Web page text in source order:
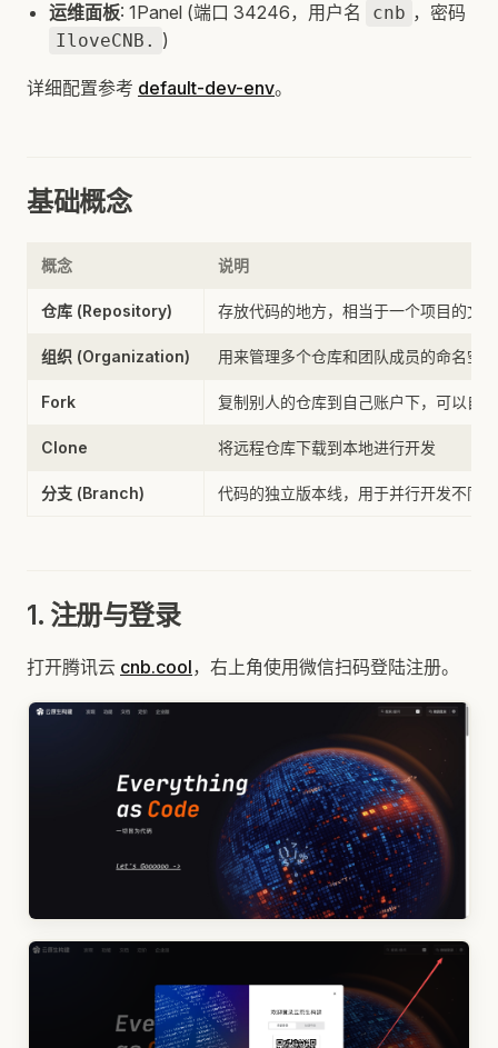
运维面板: 1Panel (端口 34246，用户名 cnb ，密码
IloveCNB. )
详细配置参考 default-dev-env。
基础概念
概念 说明
仓库 (Repository) 存放代码的地方，相当于一个项目的文
组织 (Organization) 用来管理多个仓库和团队成员的命名空间
Fork 复制别人的仓库到自己账户下，可以自
Clone 将远程仓库下载到本地进行开发
分支 (Branch) 代码的独立版本线，用于并行开发不同
1. 注册与登录
打开腾讯云 cnb.cool，右上角使用微信扫码登陆注册。